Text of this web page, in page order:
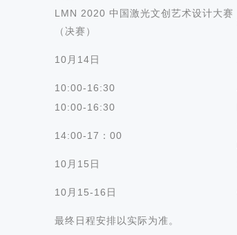
LMN 2020 中国激光文创艺术设计大赛
（决赛）
10月14日
10:00-16:30
10:00-16:30
14:00-17：00
10月15日
10月15-16日
最终日程安排以实际为准。